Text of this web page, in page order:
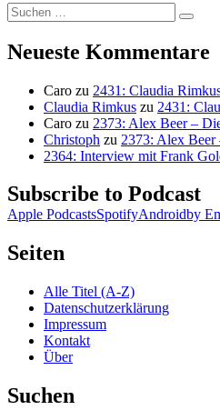
Suchen
nach:
Suchen
Neueste Kommentare
Caro zu 2431: Claudia
Claudia Rimkus zu 2431:
Caro zu 2373: Alex Beer –
Christoph zu 2373: Alex Beer
2364: Interview mit Frank
Subscribe to Podcast
Apple PodcastsSpotifyAndroidby
Seiten
Alle Titel (A-Z)
Datenschutzerklärung
Impressum
Kontakt
Über
Suchen